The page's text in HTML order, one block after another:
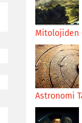
Mitolojiden
Astronomi